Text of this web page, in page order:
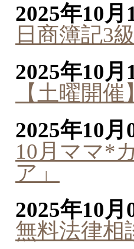
2025年10月
日商簿記3
2025年10月
【土曜開
2025年10月
10月ママ*
ア」
2025年10月
無料法律相